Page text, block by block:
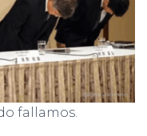
fallamos.